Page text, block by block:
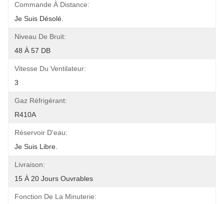
Commande À Distance:
Je Suis Désolé.
Niveau De Bruit:
48 À 57 DB
Vitesse Du Ventilateur:
3
Gaz Réfrigérant:
R410A
Réservoir D'eau:
Je Suis Libre.
Livraison:
15 À 20 Jours Ouvrables
Fonction De La Minuterie: